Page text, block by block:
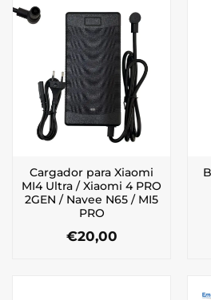
Cargador para Xiaomi
MI4 Ultra / Xiaomi 4 PRO
2GEN / Navee N65 / MI5
PRO
€20,00